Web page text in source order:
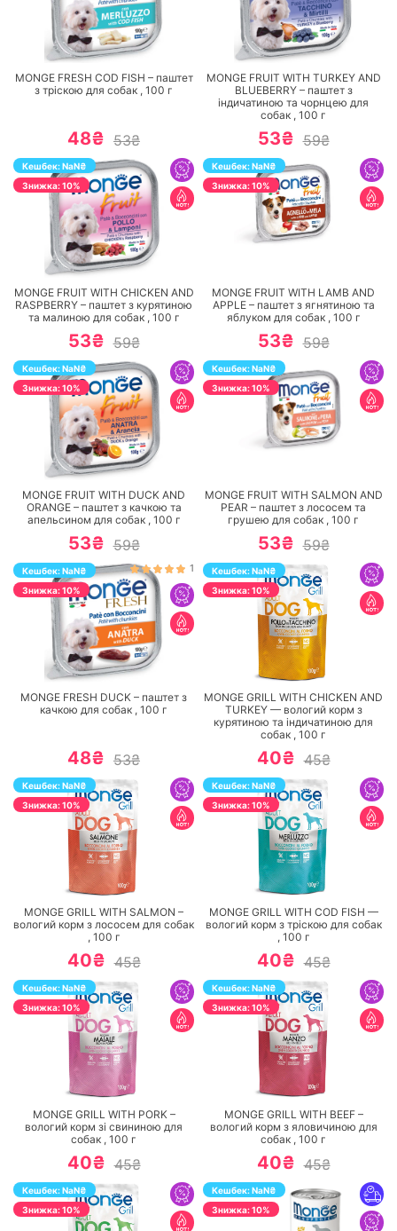
ПЕРЕЙТИ
MONGE FRESH COD FISH – паштет
з тріскою для собак , 100 г
48₴ 53₴
ПЕРЕЙТИ
MONGE FRUIT WITH TURKEY AND
BLUEBERRY – паштет з
індичатиною та чорнцею для
собак , 100 г
53₴ 59₴
Кешбек:NaN₴
Знижка: 10%
ПЕРЕЙТИ
MONGE FRUIT WITH CHICKEN AND
RASPBERRY – паштет з курятиною
та малиною для собак , 100 г
53₴ 59₴
Кешбек:NaN₴
Знижка: 10%
MONGE FRUIT WITH LAMB AND
APPLE – паштет з ягнятиною та
яблуком для собак , 100 г
53₴ 59₴
Кешбек:NaN₴
Знижка: 10%
ПЕРЕЙТИ
MONGE FRUIT WITH DUCK AND
ORANGE – паштет з качкою та
апельсином для собак , 100 г
53₴ 59₴
Кешбек:NaN₴
Знижка: 10%
MONGE FRUIT WITH SALMON AND
PEAR – паштет з лососем та
грушею для собак , 100 г
53₴ 59₴
Кешбек:NaN₴
Знижка: 10%
1
ПЕРЕЙТИ
MONGE FRESH DUCK – паштет з
качкою для собак , 100 г
48₴ 53₴
Кешбек:NaN₴
Знижка: 10%
ПЕРЕЙТИ
MONGE GRILL WITH CHICKEN AND
TURKEY — вологий корм з
курятиною та індичатиною для
собак , 100 г
40₴ 45₴
Кешбек:NaN₴
Знижка: 10%
ПЕРЕЙТИ
MONGE GRILL WITH SALMON –
вологий корм з лососем для собак
, 100 г
40₴ 45₴
Кешбек:NaN₴
Знижка: 10%
ПЕРЕЙТИ
MONGE GRILL WITH COD FISH —
вологий корм з тріскою для собак
, 100 г
40₴ 45₴
Кешбек:NaN₴
Знижка: 10%
ПЕРЕЙТИ
MONGE GRILL WITH PORK –
вологий корм зі свининою для
собак , 100 г
40₴ 45₴
Кешбек:NaN₴
Знижка: 10%
ПЕРЕЙТИ
MONGE GRILL WITH BEEF –
вологий корм з яловичиною для
собак , 100 г
40₴ 45₴
Кешбек:NaN₴
Знижка: 10%
Кешбек:NaN₴
Знижка: 10%